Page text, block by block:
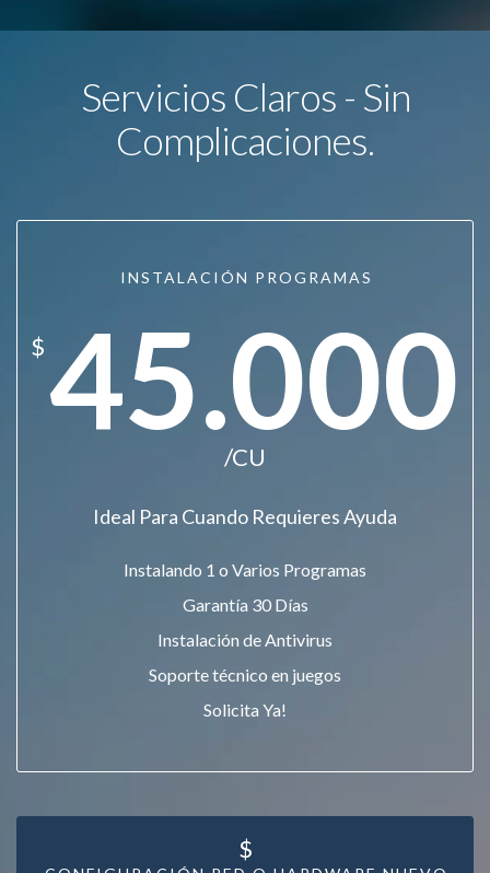
Servicios Claros - Sin
Complicaciones.
INSTALACIÓN PROGRAMAS
$45.000
/CU
Ideal Para Cuando Requieres Ayuda
Instalando 1 o Varios Programas
Garantía 30 Días
Instalación de Antivirus
Soporte técnico en juegos
Solicita Ya!
$